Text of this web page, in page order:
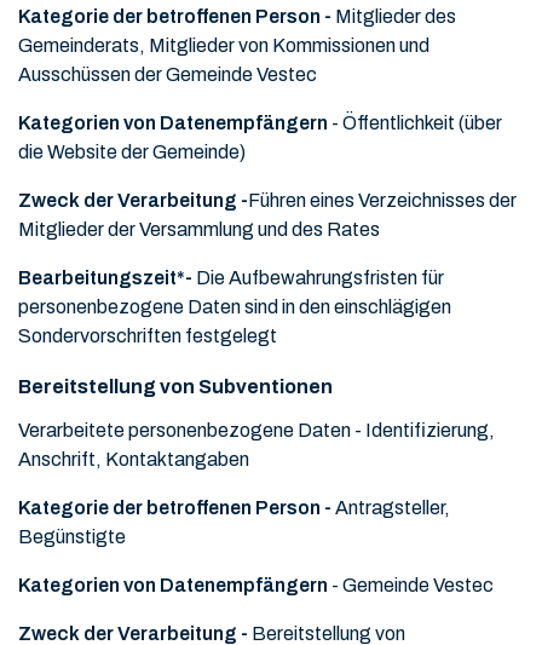
Kategorie der betroffenen Person - Mitglieder des
Gemeinderats, Mitglieder von Kommissionen und
Ausschüssen der Gemeinde Vestec
Kategorien von Datenempfängern - Öffentlichkeit (über
die Website der Gemeinde)
Zweck der Verarbeitung -Führen eines Verzeichnisses der
Mitglieder der Versammlung und des Rates
Bearbeitungszeit*- Die Aufbewahrungsfristen für
personenbezogene Daten sind in den einschlägigen
Sondervorschriften festgelegt
Bereitstellung von Subventionen
Verarbeitete personenbezogene Daten - Identifizierung,
Anschrift, Kontaktangaben
Kategorie der betroffenen Person - Antragsteller,
Begünstigte
Kategorien von Datenempfängern - Gemeinde Vestec
Zweck der Verarbeitung - Bereitstellung von